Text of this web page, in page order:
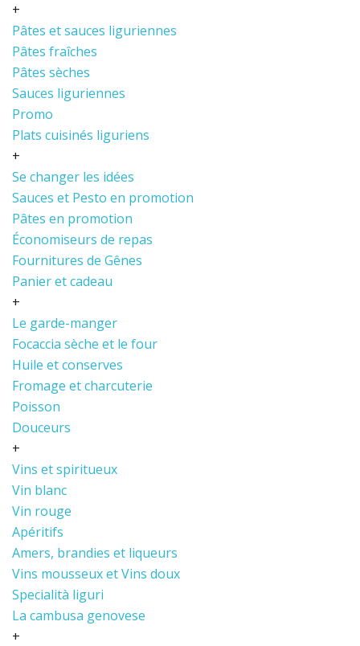
+
Pâtes et sauces liguriennes
Pâtes fraîches
Pâtes sèches
Sauces liguriennes
Promo
Plats cuisinés liguriens
+
Se changer les idées
Sauces et Pesto en promotion
Pâtes en promotion
Économiseurs de repas
Fournitures de Gênes
Panier et cadeau
+
Le garde-manger
Focaccia sèche et le four
Huile et conserves
Fromage et charcuterie
Poisson
Douceurs
+
Vins et spiritueux
Vin blanc
Vin rouge
Apéritifs
Amers, brandies et liqueurs
Vins mousseux et Vins doux
Specialità liguri
La cambusa genovese
+